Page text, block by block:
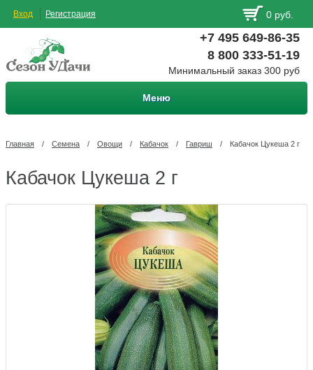
Вход Регистрация 0 руб.
+7 495 649-86-35
8 800 333-51-19
Минимальный заказ 300 руб
Меню
Главная / Семена / Овощи / Кабачок / Гавриш / Кабачок Цукеша 2 г
Кабачок Цукеша 2 г